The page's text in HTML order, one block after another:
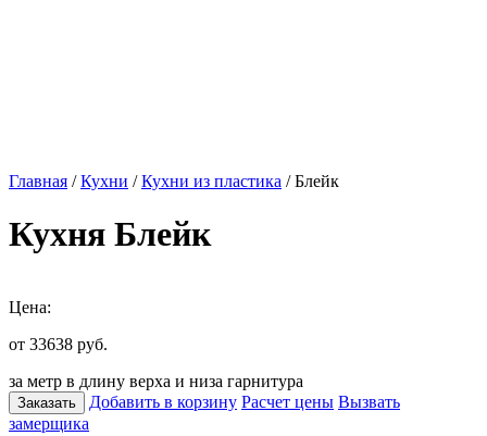
Главная /Кухни /Кухни из пластика / Блейк
Кухня Блейк
Цена:
от 33638 руб.
за метр в длину верха и низа гарнитура
Заказать Добавить в корзину Расчет цены Вызвать
замерщика